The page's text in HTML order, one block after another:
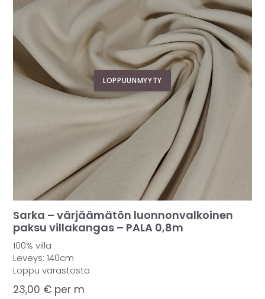
Sarka – värjäämätön luonnonvalkoinen
paksu villakangas – PALA 0,8m
100% villa
Leveys: 140cm
Loppu varastosta
23,00 € per m
LOPPUUNMYYTY